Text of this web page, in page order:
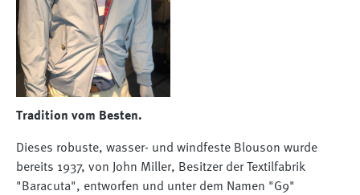
Tradition vom Besten.
Dieses robuste, wasser- und windfeste Blouson wurde
bereits 1937, von John Miller, Besitzer der Textilfabrik
"Baracuta", entworfen und unter dem Namen "G9"